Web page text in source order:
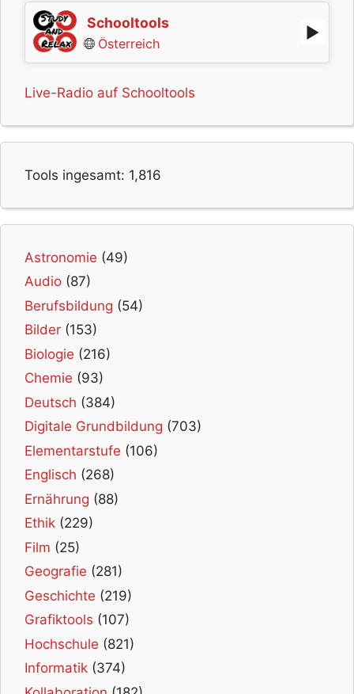
Schooltools
Österreich
Live-Radio auf Schooltools
Tools ingesamt: 1,816
Astronomie (49)
Audio (87)
Berufsbildung (54)
Bilder (153)
Biologie (216)
Chemie (93)
Deutsch (384)
Digitale Grundbildung (703)
Elementarstufe (106)
Englisch (268)
Ernährung (88)
Ethik (229)
Film (25)
Geografie (281)
Geschichte (219)
Grafiktools (107)
Hochschule (821)
Informatik (374)